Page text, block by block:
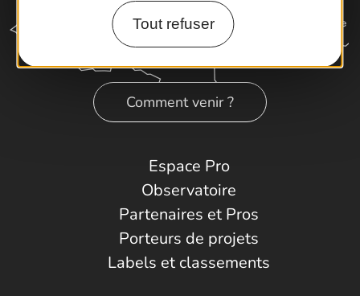
Tout refuser
Comment venir ?
Espace Pro
Observatoire
Partenaires et Pros
Porteurs de projets
Labels et classements